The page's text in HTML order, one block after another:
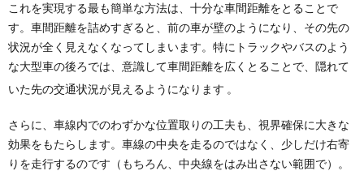
これを実現する最も簡単な方法は、十分な車間距離をとることで
す。車間距離を詰めすぎると、前の車が壁のようになり、その先の
状況が全く見えなくなってしまいます。特にトラックやバスのよう
な大型車の後ろでは、意識して車間距離を広くとることで、隠れて
いた先の交通状況が見えるようになります 。
さらに、車線内でのわずかな位置取りの工夫も、視界確保に大きな
効果をもたらします。車線の中央を走るのではなく、少しだけ右寄
りを走行するのです（もちろん、中央線をはみ出さない範囲で）。